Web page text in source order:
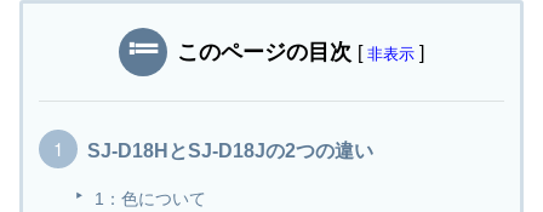
このページの目次 [ 非表示 ]
SJ-D18HとSJ-D18Jの2つの違い
1：色について